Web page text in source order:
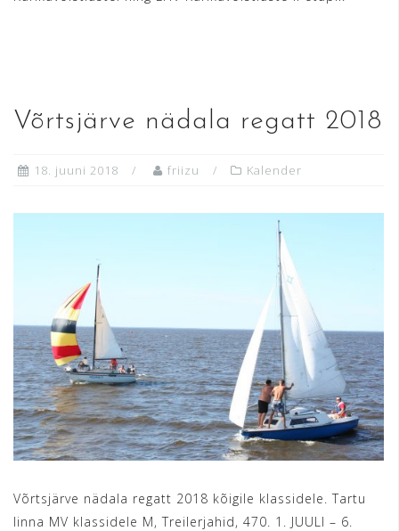
Võrtsjärve nädala regatt 2018
18. juuni 2018 friizu Kalender
Võrtsjärve nädala regatt 2018 kõigile klassidele. Tartu
linna MV klassidele M, Treilerjahid, 470. 1. JUULI – 6.